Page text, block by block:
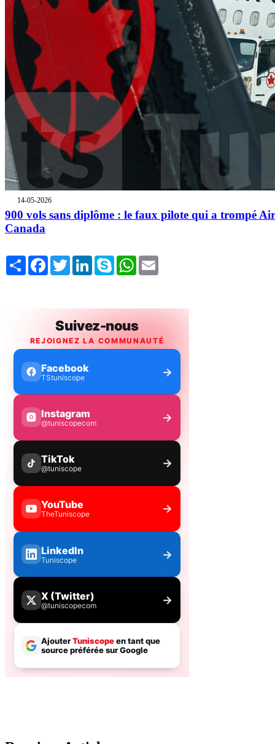
14-05-2026
900 vols sans diplôme : le faux pilote qui a trompé Air
Canada
Share FacebookTwitterLinkedInSkype WhatsApp